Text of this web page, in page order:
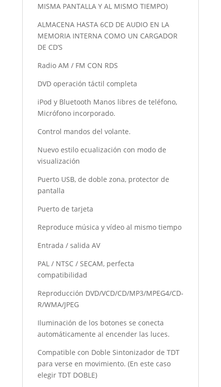
MISMA PANTALLA Y AL MISMO TIEMPO)
ALMACENA HASTA 6CD DE AUDIO EN LA
MEMORIA INTERNA COMO UN CARGADOR
DE CD’S
Radio AM / FM CON RDS
DVD operación táctil completa
iPod y Bluetooth Manos libres de teléfono,
Micrófono incorporado.
Control mandos del volante.
Nuevo estilo ecualización con modo de
visualización
Puerto USB, de doble zona, protector de
pantalla
Puerto de tarjeta
Reproduce música y vídeo al mismo tiempo
Entrada / salida AV
PAL / NTSC / SECAM, perfecta
compatibilidad
Reproducción DVD/VCD/CD/MP3/MPEG4/CD-
R/WMA/JPEG
Iluminación de los botones se conecta
automáticamente al encender las luces.
Compatible con Doble Sintonizador de TDT
para verse en movimiento. (En este caso
elegir TDT DOBLE)